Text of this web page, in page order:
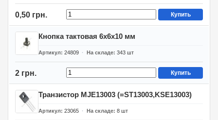
0,50 грн. Купить
Кнопка тактовая 6x6x10 мм
Артикул 24809 На складе 343 шт
2 грн. Купить
Транзистор MJE13003 (=ST13003,KSE13003)
Артикул 23065 На складе 8 шт